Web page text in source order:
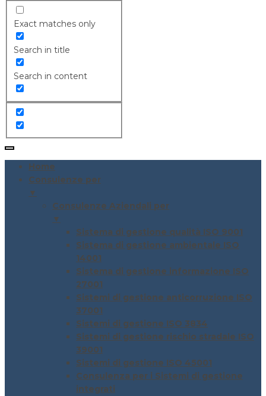
Exact matches only
Search in title
Search in content
Home
Consulenze per
▼
Consulenze Aziendali per
▼
Sistema di gestione qualità ISO 9001
Sistema di gestione ambientale ISO
14001
Sistema di gestione informazione ISO
27001
Sistemi di gestione anticorruzione ISO
37001
Sistemi di gestione ISO 3834
Sistemi di gestione rischio stradale ISO
39001
Sistemi di gestione ISO 45001
Consulenza per i Sistemi di gestione
integrati